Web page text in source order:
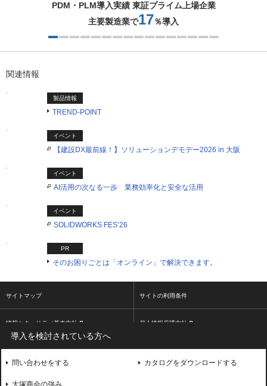
PDM・PLM導入実績 東証プライム上場企業
主要製造業で17％導入
関連情報
製品情報
TREND-POINT
イベント
【建設DX最前線！】ソリューションデモデー2026 in 大阪
イベント
AI活用の次なる一歩 業務効率化と安全な活用
イベント
SOLIDWORKS FES’26
PR
そのお困りごとは「オンライン」で解決できます。
導入を検討されている方へ
問い合わせをする カタログをダウンロードする
大塚商会の強み
サイトマップ サイトの利用条件
情報セキュリティ基本方針 個人情報保護方針
ソーシャルメディア利用方針 大塚商会ホームページ
2026 OTSUKA CORPORATION